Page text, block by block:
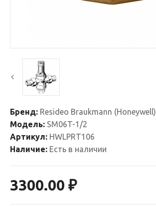
Бренд: Resideo Braukmann (Honeywell)
Модель: SM06T-1/2
Артикул: HWLPRT106
Наличие: Есть в наличии
3300.00 ₽